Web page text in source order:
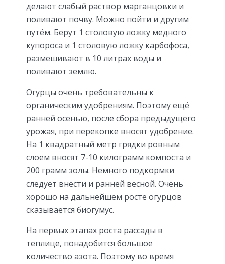
делают слабый раствор марганцовки и
поливают почву. Можно пойти и другим
путём. Берут 1 столовую ложку медного
купороса и 1 столовую ложку карбофоса,
размешивают в 10 литрах воды и
поливают землю.
Огурцы очень требовательны к
органическим удобрениям. Поэтому ещё
ранней осенью, после сбора предыдущего
урожая, при перекопке вносят удобрение.
На 1 квадратный метр грядки ровным
слоем вносят 7-10 килограмм компоста и
200 грамм золы. Немного подкормки
следует внести и ранней весной. Очень
хорошо на дальнейшем росте огурцов
сказывается биогумус.
На первых этапах роста рассады в
теплице, понадобится большое
количество азота. Поэтому во время